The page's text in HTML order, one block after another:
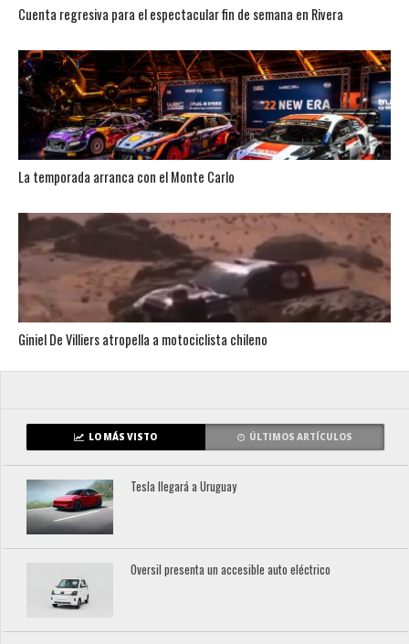
Cuenta regresiva para el espectacular fin de semana en Rivera
La temporada arranca con el Monte Carlo
Giniel De Villiers atropella a motociclista chileno
LO MÁS VISTO ÚLTIMOS ARTÍCULOS
Tesla llegará a Uruguay
Oversil presenta un accesible auto eléctrico